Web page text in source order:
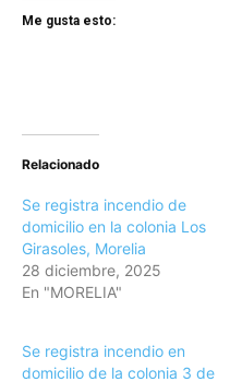
Me gusta esto:
Relacionado
Se registra incendio de
domicilio en la colonia Los
Girasoles, Morelia
28 diciembre, 2025
En "MORELIA"
Se registra incendio en
domicilio de la colonia 3 de